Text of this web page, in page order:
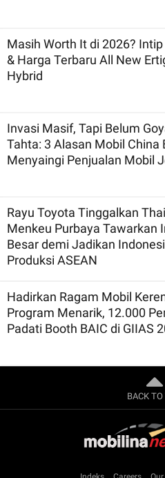
Masih Worth It di 2026?
& Harga Terbaru All New
Hybrid
Invasi Masif, Tapi Belum
Tahta: 3 Alasan Mobil China
Menyaingi Penjualan Mobil
Rayu Toyota Tinggalkan
Menkeu Purbaya Tawarkan
Besar demi Jadikan
Produksi ASEAN
Hadirkan Ragam Mobil
Program Menarik, 12.000
Padati Booth BAIC di GIIAS
BACK